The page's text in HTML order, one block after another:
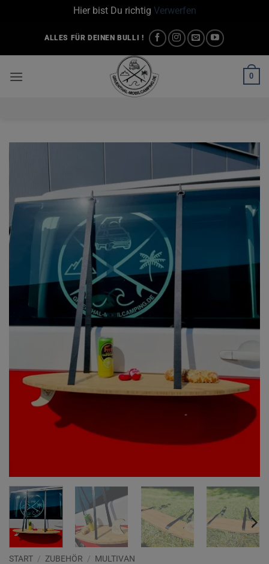
Hier bist Du richtig Verwerfen
springen
ALLES FÜR DEINEN BULLI !
0
START / ZUBEHÖR / MULTIVAN